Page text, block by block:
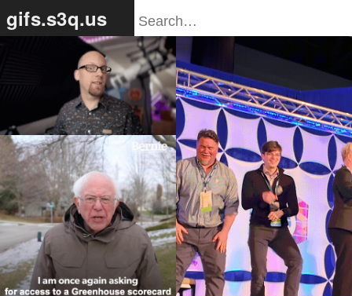
gifs.s3q.us